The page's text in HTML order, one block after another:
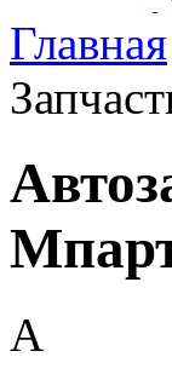
Главная
A